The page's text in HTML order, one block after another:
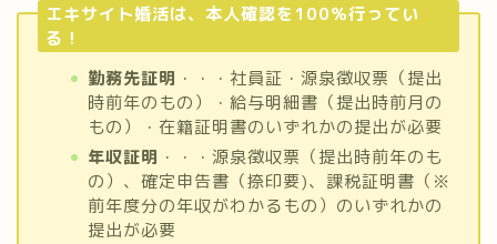
エキサイト婚活は、本人確認を100％行ってい
る！
勤務先証明 ・・・社員証・源泉徴収票（提出
時前年のもの）・給与明細書（提出時前月の
もの）・在籍証明書のいずれかの提出が必要
年収証明 ・・・源泉徴収票（提出時前年のも
の）、確定申告書（捺印要)、課税証明書（※
前年度分の年収がわかるもの）のいずれかの
提出が必要